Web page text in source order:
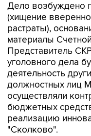
Дело возбуждено
(хищение
растраты),
материалы
Представитель
уголовного дела
деятельность
должностных лиц
осуществляли
бюджетных
реализацию
"Сколково".